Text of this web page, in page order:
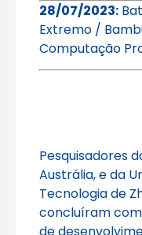
28/07/2023:
Extremo /
Computação
Pesquisadores
Austrália, e da
Tecnologia de
concluíram